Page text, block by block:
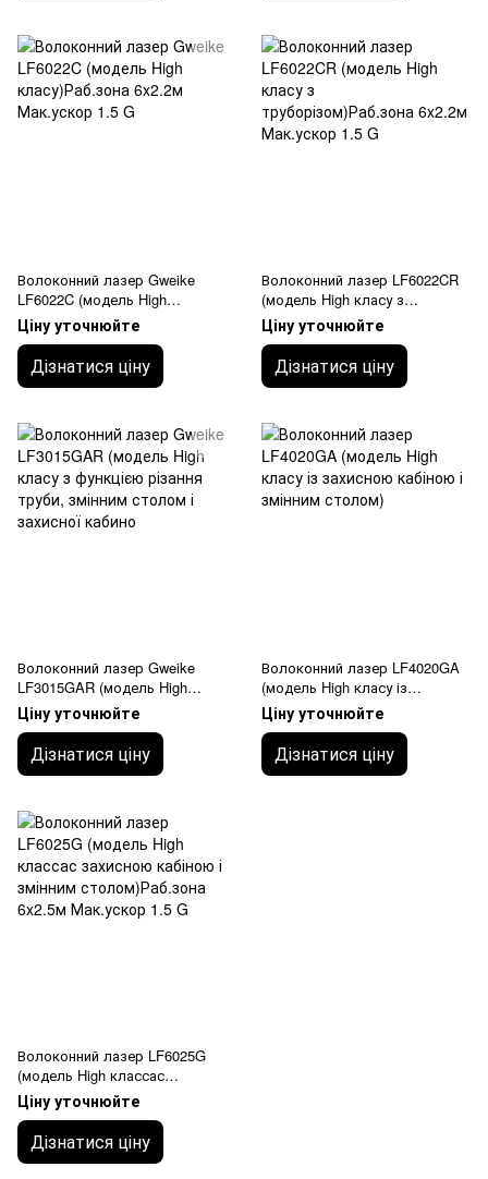
Волоконний лазер Gweike
LF6022C (модель High
класу)Раб.зона 6x2.2м
Мак.ускор 1.5 G
Ціну уточнюйте
Дізнатися ціну
Волоконний лазер LF6022CR
(модель High класу з
труборізом)Раб.зона 6x2.2м
Мак.ускор 1.5 G
Ціну уточнюйте
Дізнатися ціну
Волоконний лазер Gweike
LF3015GAR (модель High
класу з функцією різання
труби, змінним столом і
захисної кабино
Ціну уточнюйте
Дізнатися ціну
Волоконний лазер LF4020GA
(модель High класу із
захисною кабіною і змінним
столом)
Ціну уточнюйте
Дізнатися ціну
Волоконний лазер LF6025G
(модель High классас
захисною кабіною і змінним
столом)Раб.зона 6x2.5м
Мак.ускор 1.5 G
Ціну уточнюйте
Дізнатися ціну